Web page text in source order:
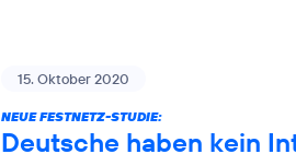
15. Oktober 2020
NEUE FESTNETZ-STUDIE:
Deutsche haben kein